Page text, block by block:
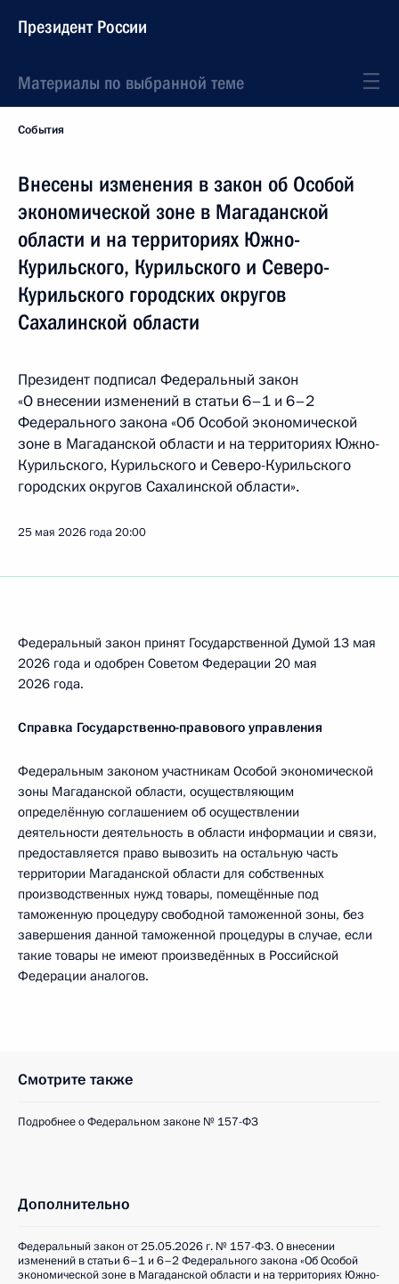
Президент России
Материалы по выбранной теме
События
Внесены изменения в закон об Особой
экономической зоне в Магаданской
области и на территориях Южно-
Курильского, Курильского и Северо-
Курильского городских округов
Сахалинской области
Президент подписал Федеральный закон
«О внесении изменений в статьи 6–1 и 6–2
Федерального закона «Об Особой экономической
зоне в Магаданской области и на территориях Южно-
Курильского, Курильского и Северо-Курильского
городских округов Сахалинской области».
25 мая 2026 года20:00
Федеральный закон принят Государственной Думой 13 мая
2026 года и одобрен Советом Федерации 20 мая
2026 года.
Справка Государственно-правового управления
Федеральным законом участникам Особой экономической
зоны Магаданской области, осуществляющим
определённую соглашением об осуществлении
деятельности деятельность в области информации и связи,
предоставляется право вывозить на остальную часть
территории Магаданской области для собственных
производственных нужд товары, помещённые под
таможенную процедуру свободной таможенной зоны, без
завершения данной таможенной процедуры в случае, если
такие товары не имеют произведённых в Российской
Федерации аналогов.
Смотрите также
Подробнее о Федеральном законе № 157-ФЗ
Дополнительно
Федеральный закон от 25.05.2026 г. № 157-ФЗ. О внесении
изменений в статьи 6–1 и 6–2 Федерального закона «Об Особой
экономической зоне в Магаданской области и на территориях Южно-